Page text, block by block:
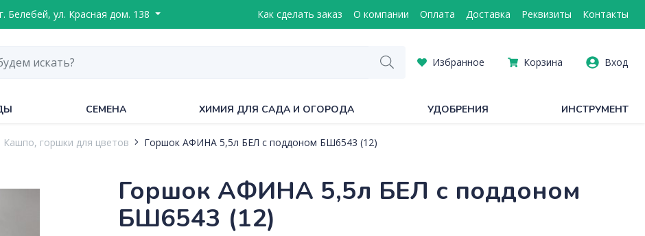
г. Белебей, ул. Красная дом. 138 Как сделать заказ О компании Оплата Доставка Реквизиты Контакты
Избранное Корзина Вход
СЕМЕНА ХИМИЯ ДЛЯ САДА И ОГОРОДА УДОБРЕНИЯ ИНСТРУМЕНТ
Кашпо, горшки для цветов Горшок АФИНА 5,5л БЕЛ с поддоном БШ6543 (12)
Горшок АФИНА 5,5л БЕЛ с поддоном
БШ6543 (12)